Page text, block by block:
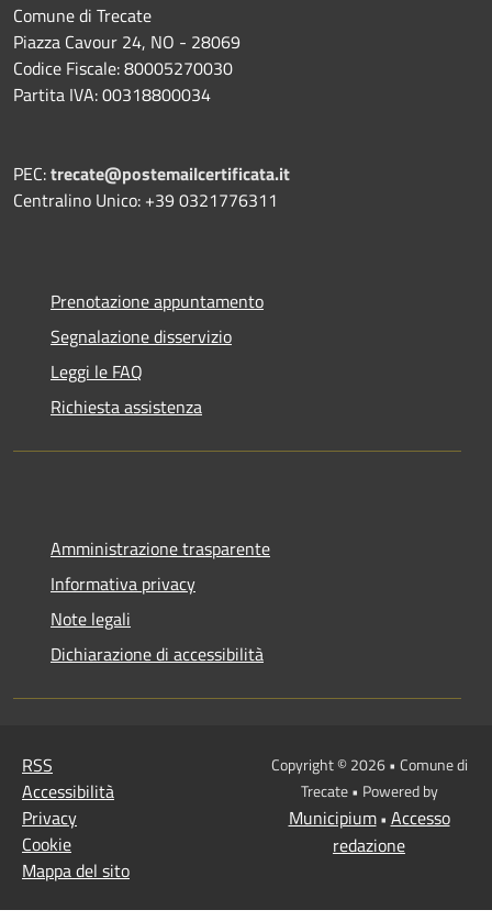
Comune di Trecate
Piazza Cavour 24, NO - 28069
Codice Fiscale: 80005270030
Partita IVA: 00318800034
PEC:trecate@postemailcertificata.it
Centralino Unico: +39 0321776311
Prenotazione appuntamento
Segnalazione disservizio
Leggi le FAQ
Richiesta assistenza
Amministrazione trasparente
Informativa privacy
Note legali
Dichiarazione di accessibilità
RSS
Accessibilità
Privacy
Cookie
Mappa del sito
Copyright © 2026 • Comune di
Trecate • Powered by
Municipium• Accesso
redazione